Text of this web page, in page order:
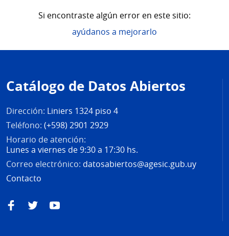
Si encontraste algún error en este sitio:
ayúdanos a mejorarlo
de
página
Catálogo de Datos Abiertos
Dirección: Liniers 1324 piso 4
Teléfono: (+598) 2901 2929
Horario de atención:
Lunes a viernes de 9:30 a 17:30 hs.
Correo electrónico: datosabiertos@agesic.gub.uy
Contacto
FacebookTwitterYouTube